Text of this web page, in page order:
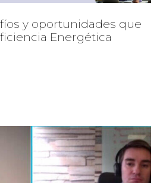
y oportunidades que
Energética